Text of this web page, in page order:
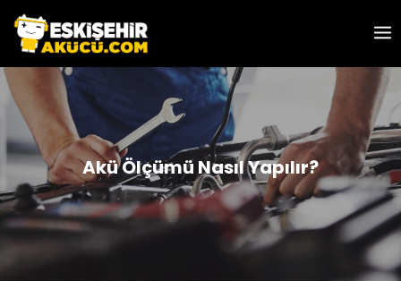
Skip
content
Akü Ölçümü Nasıl Yapılır?